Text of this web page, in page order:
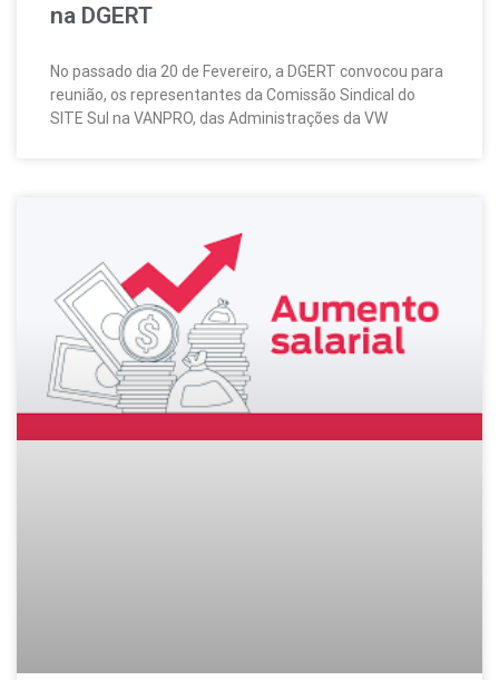
na DGERT
No passado dia 20 de Fevereiro, a DGERT convocou para
reunião, os representantes da Comissão Sindical do
SITE Sul na VANPRO, das Administrações da VW